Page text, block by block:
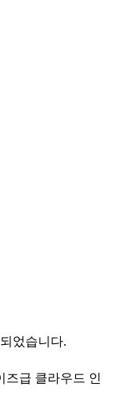
었습니다.
즈급 클라우드 인